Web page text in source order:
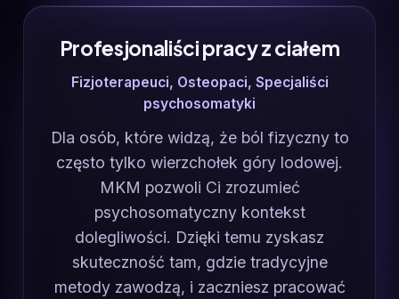
Profesjonaliści pracy z ciałem
Fizjoterapeuci, Osteopaci, Specjaliści
psychosomatyki
Dla osób, które widzą, że ból fizyczny to
często tylko wierzchołek góry lodowej.
MKM pozwoli Ci zrozumieć
psychosomatyczny kontekst
dolegliwości. Dzięki temu zyskasz
skuteczność tam, gdzie tradycyjne
metody zawodzą, i zaczniesz pracować